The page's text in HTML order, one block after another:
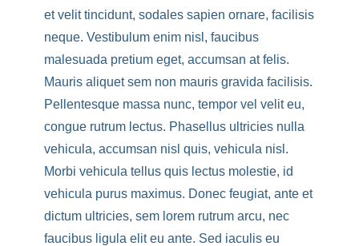
et velit tincidunt, sodales sapien ornare, facilisis
neque. Vestibulum enim nisl, faucibus
malesuada pretium eget, accumsan at felis.
Mauris aliquet sem non mauris gravida facilisis.
Pellentesque massa nunc, tempor vel velit eu,
congue rutrum lectus. Phasellus ultricies nulla
vehicula, accumsan nisl quis, vehicula nisl.
Morbi vehicula tellus quis lectus molestie, id
vehicula purus maximus. Donec feugiat, ante et
dictum ultricies, sem lorem rutrum arcu, nec
faucibus ligula elit eu ante. Sed iaculis eu